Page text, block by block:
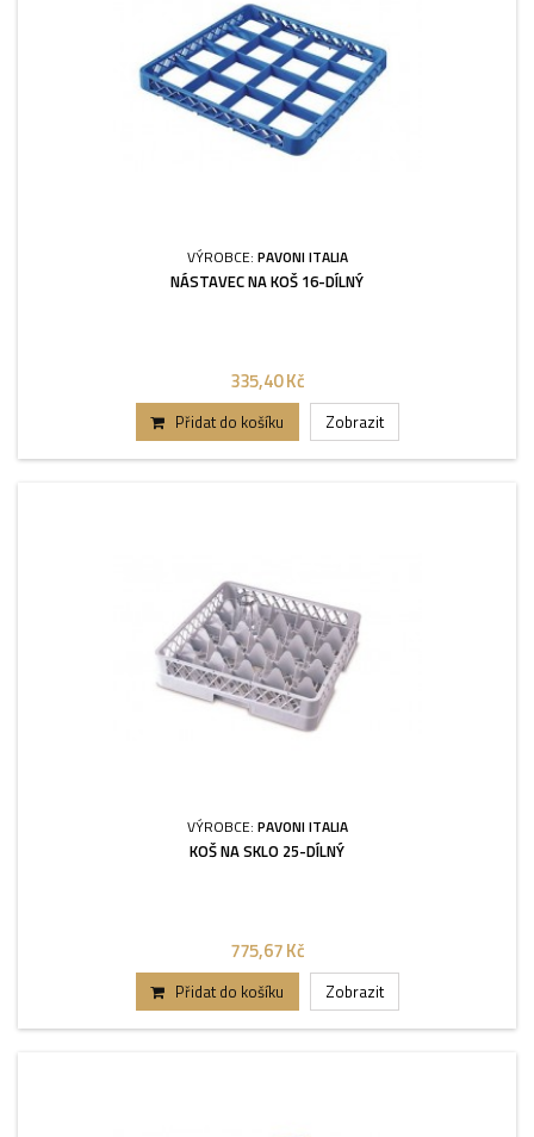
VÝROBCE: PAVONI ITALIA
NÁSTAVEC NA KOŠ 16-DÍLNÝ
335,40 Kč
Přidat do košíku Zobrazit
VÝROBCE: PAVONI ITALIA
KOŠ NA SKLO 25-DÍLNÝ
775,67 Kč
Přidat do košíku Zobrazit